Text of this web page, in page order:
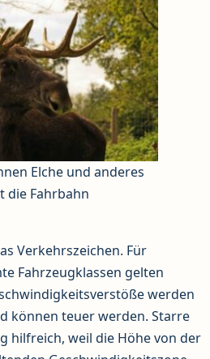
Elche und anderes
die Fahrbahn
Verkehrszeichen. Für
Fahrzeugklassen gelten
werden
können teuer werden. Starre
hilfreich, weil die Höhe von der